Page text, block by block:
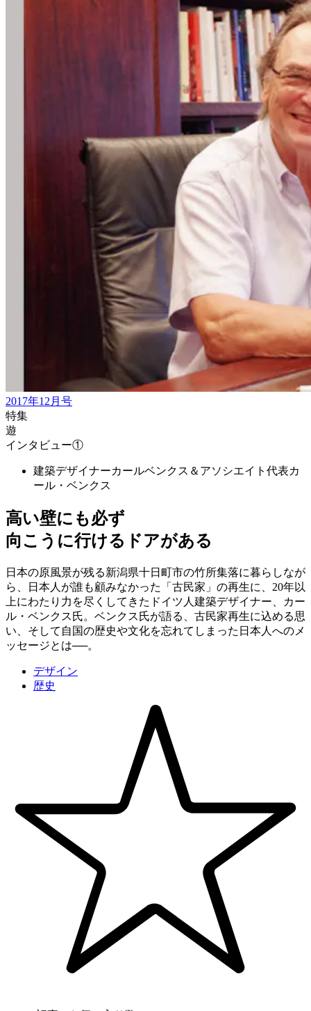
2017年12月号
特集
遊
インタビュー①
建築デザイナーカールベンクス＆アソシエイト代表カ
ール・ベンクス
高い壁にも必ず
向こうに行けるドアがある
日本の原風景が残る新潟県十日町市の竹所集落に暮らしなが
ら、日本人が誰も顧みなかった「古民家」の再生に、20年以
上にわたり力を尽くしてきたドイツ人建築デザイナー、カー
ル・ベンクス氏。ベンクス氏が語る、古民家再生に込める思
い、そして自国の歴史や文化を忘れてしまった日本人へのメ
ッセージとは──。
デザイン
歴史